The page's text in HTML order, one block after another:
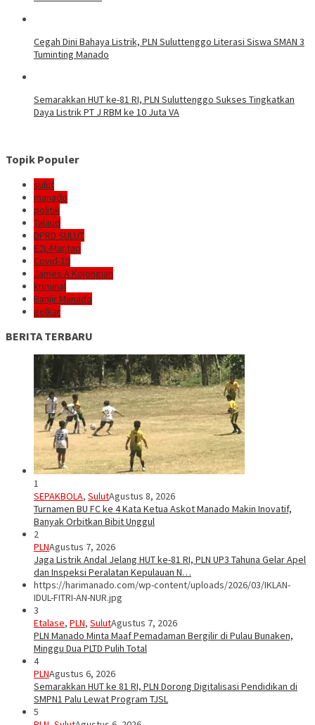
Cegah Dini Bahaya Listrik, PLN Suluttenggo Literasi Siswa SMAN 3
Tuminting Manado
Semarakkan HUT ke-81 RI, PLN Suluttenggo Sukses Tingkatkan
Daya Listrik PT J RBM ke 10 Juta VA
Topik Populer
sulut
manado
politik
Talaud
DPRD SULUT
E2L-Mantap
Covid-19
James A Kojongian
kriminal
Banjir Manado
golkar
BERITA TERBARU
1
SEPAKBOLA, SulutAgustus 8, 2026
Turnamen BU FC ke 4 Kata Ketua Askot Manado Makin Inovatif,
Banyak Orbitkan Bibit Unggul
2
PLNAgustus 7, 2026
Jaga Listrik Andal Jelang HUT ke-81 RI, PLN UP3 Tahuna Gelar Apel
dan Inspeksi Peralatan Kepulauan N…
https://harimanado.com/wp-content/uploads/2026/03/IKLAN-
IDUL-FITRI-AN-NUR.jpg
3
Etalase, PLN, SulutAgustus 7, 2026
PLN Manado Minta Maaf Pemadaman Bergilir di Pulau Bunaken,
Minggu Dua PLTD Pulih Total
4
PLNAgustus 6, 2026
Semarakkan HUT ke 81 RI, PLN Dorong Digitalisasi Pendidikan di
SMPN1 Palu Lewat Program TJSL
5